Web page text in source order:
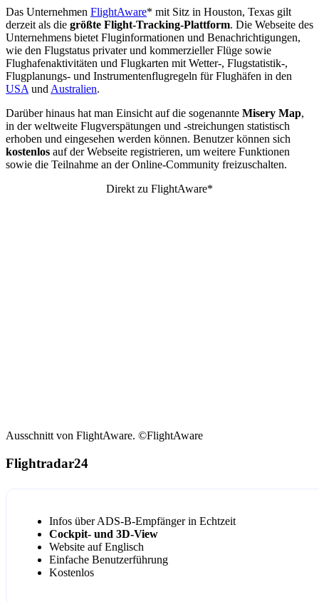
Das Unternehmen FlightAware* mit Sitz in Houston, Texas gilt
derzeit als die größte Flight-Tracking-Plattform. Die Webseite des
Unternehmens bietet Fluginformationen und Benachrichtigungen,
wie den Flugstatus privater und kommerzieller Flüge sowie
Flughafenaktivitäten und Flugkarten mit Wetter-, Flugstatistik-,
Flugplanungs- und Instrumentenflugregeln für Flughäfen in den
USA und Australien.
Darüber hinaus hat man Einsicht auf die sogenannte Misery Map,
in der weltweite Flugverspätungen und -streichungen statistisch
erhoben und eingesehen werden können. Benutzer können sich
kostenlos auf der Webseite registrieren, um weitere Funktionen
sowie die Teilnahme an der Online-Community freizuschalten.
Direkt zu FlightAware*
Ausschnitt von FlightAware. ©FlightAware
Flightradar24
Infos über ADS-B-Empfänger in Echtzeit
Cockpit- und 3D-View
Website auf Englisch
Einfache Benutzerführung
Kostenlos